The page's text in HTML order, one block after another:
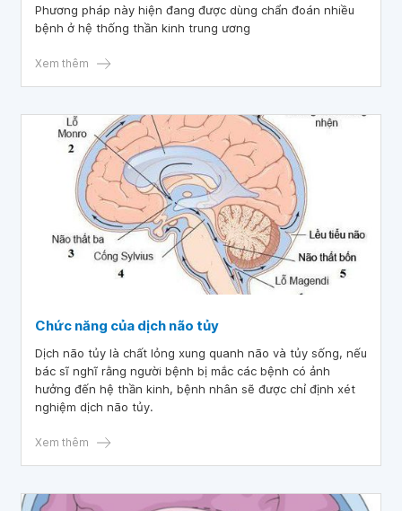
Phương pháp này hiện đang được dùng chẩn đoán nhiều
bệnh ở hệ thống thần kinh trung ương
Xem thêm
Chức năng của dịch não tủy
Dịch não tủy là chất lỏng xung quanh não và tủy sống, nếu
bác sĩ nghĩ rằng người bệnh bị mắc các bệnh có ảnh
hưởng đến hệ thần kinh, bệnh nhân sẽ được chỉ định xét
nghiệm dịch não tủy.
Xem thêm